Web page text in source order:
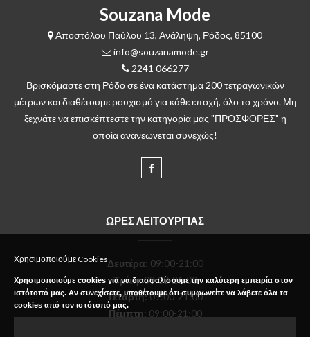
Souzana Mode
Αποστόλου Παύλου 13, Ανάληψη, Ρόδος, 85100
info@souzanamode.gr
2241 066277
Βρισκόμαστε στη Ρόδο σε ένα κατάστημα 200 τετραγωνικών
μέτρων και διαθέτουμε ρουχισμό για κάθε εποχή, όλο το χρόνο. Μη
ξεχνάτε να επισκέπτεστε την κατηγορία μας "ΠΡΟΣΦΟΡΕΣ" η
οποία ανανεώνεται συνεχώς!
ΩΡΕΣ ΛΕΙΤΟΥΡΓΙΑΣ
Δευτέρα: 09:00-21:00
Τρίτη:09:00-21:00
Τετάρτη:09:00-21:00
Πέμπτη: 09:00-21:00
Χρησιμοποιούμε Cookies
Χρησιμοποιούμε cookies για να διασφαλίσουμε την καλύτερη εμπειρία στον
ιστότοπό μας. Αν συνεχίσετε, υποθέτουμε ότι συμφωνείτε να λάβετε όλα τα
cookies από τον ιστότοπό μας.